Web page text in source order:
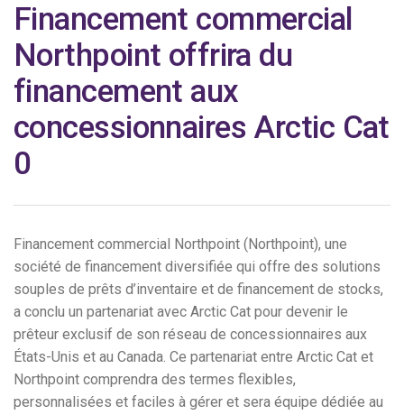
Financement commercial
Northpoint offrira du
financement aux
concessionnaires Arctic Cat
0
Financement commercial Northpoint (Northpoint), une
société de financement diversifiée qui offre des solutions
souples de prêts d’inventaire et de financement de stocks,
a conclu un partenariat avec Arctic Cat pour devenir le
prêteur exclusif de son réseau de concessionnaires aux
États-Unis et au Canada. Ce partenariat entre Arctic Cat et
Northpoint comprendra des termes flexibles,
personnalisées et faciles à gérer et sera équipe dédiée au